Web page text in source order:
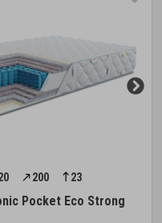
200 23
Pocket Eco Strong